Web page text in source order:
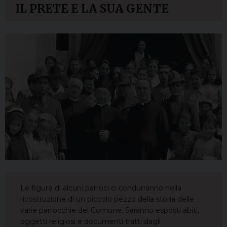
IL PRETE E LA SUA GENTE
Le figure di alcuni parroci ci condurranno nella
ricostruzione di un piccolo pezzo della storia delle
varie parrocchie del Comune. Saranno esposti abiti,
oggetti religiosi e documenti tratti dagli